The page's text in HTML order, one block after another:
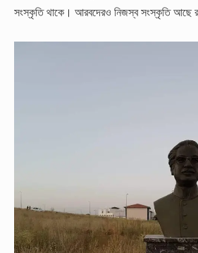
সংস্কৃতি থাকে। আরবদেরও নিজস্ব সংস্কৃতি আছে